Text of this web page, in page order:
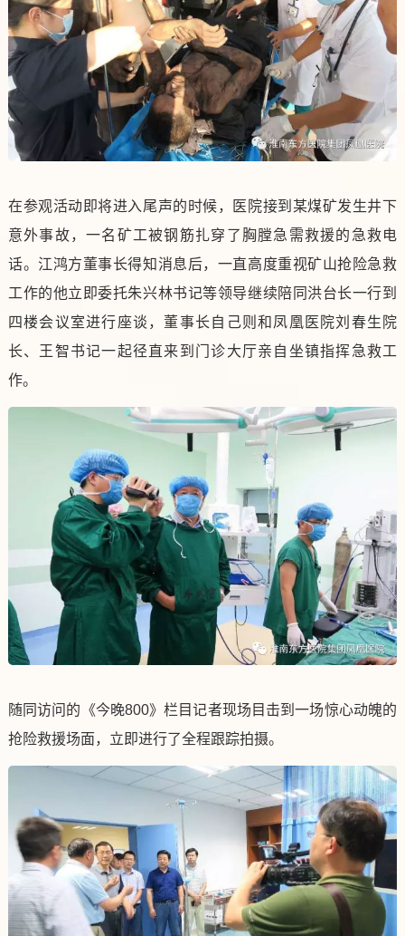
在参观活动即将进入尾声的时候，医院接到某煤矿发生井下
意外事故，一名矿工被钢筋扎穿了胸膛急需救援的急救电
话。江鸿方董事长得知消息后，一直高度重视矿山抢险急救
工作的他立即委托朱兴林书记等领导继续陪同洪台长一行到
四楼会议室进行座谈，董事长自己则和凤凰医院刘春生院
长、王智书记一起径直来到门诊大厅亲自坐镇指挥急救工
作。
随同访问的《今晚800》栏目记者现场目击到一场惊心动魄的
抢险救援场面，立即进行了全程跟踪拍摄。